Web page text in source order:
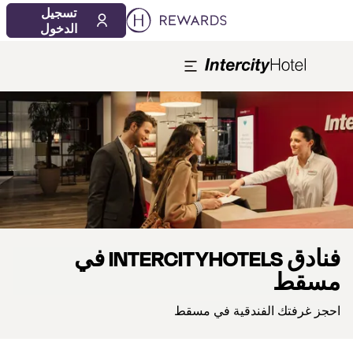
تسجيل
الدخول
فنادق INTERCITYHOTELS في
مسقط
احجز غرفتك الفندقية في مسقط